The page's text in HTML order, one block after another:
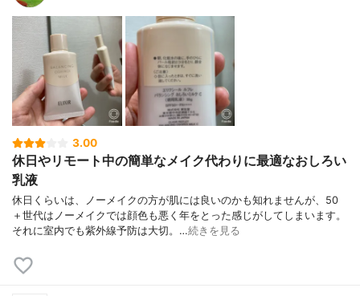
3.00
休日やリモート中の簡単なメイク代わりに最適なおしろい
乳液
休日くらいは、ノーメイクの方が肌には良いのかも知れませんが、50
＋世代はノーメイクでは顔色も悪く年をとった感じがしてしまいます。
それに室内でも紫外線予防は大切。…続きを見る